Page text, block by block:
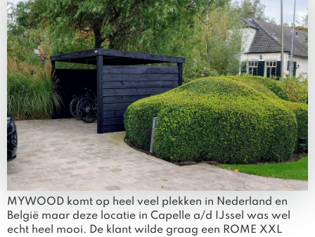
MYWOOD komt op heel veel plekken in Nederland en
België maar deze locatie in Capelle a/d IJssel was wel
echt heel mooi. De klant wilde graag een ROME XXL